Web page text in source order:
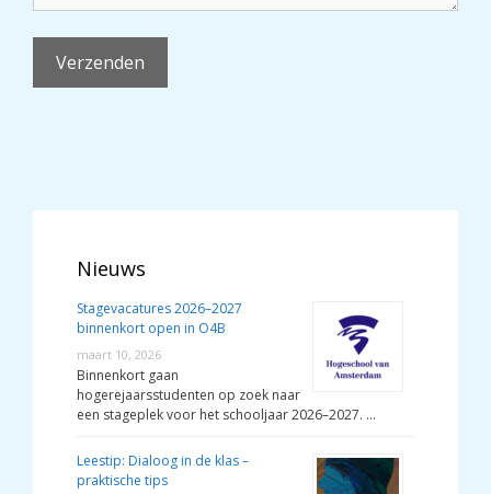
Nieuws
Stagevacatures 2026–2027
binnenkort open in O4B
maart 10, 2026
Binnenkort gaan
hogerejaarsstudenten op zoek naar
een stageplek voor het schooljaar 2026–2027. …
Leestip: Dialoog in de klas –
praktische tips